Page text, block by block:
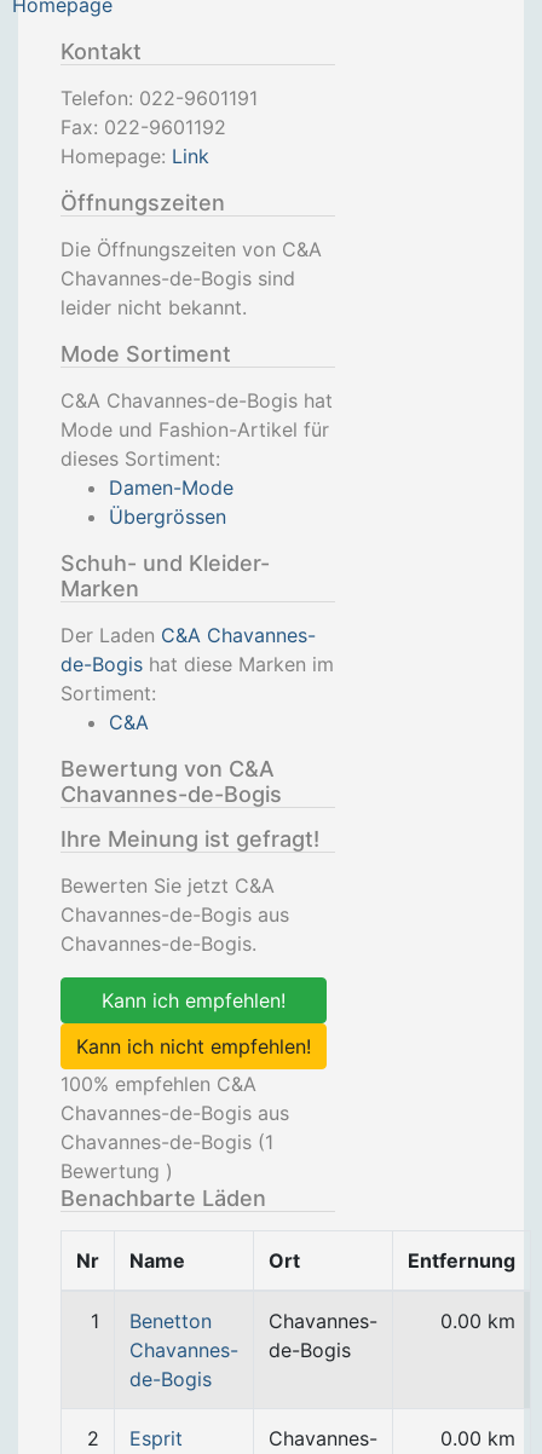
Homepage
Kontakt
Telefon: 022-9601191
Fax: 022-9601192
Homepage: Link
Öffnungszeiten
Die Öffnungszeiten von C&A
Chavannes-de-Bogis sind
leider nicht bekannt.
Mode Sortiment
C&A Chavannes-de-Bogis hat
Mode und Fashion-Artikel für
dieses Sortiment:
Damen-Mode
Übergrössen
Schuh- und Kleider-
Marken
Der Laden C&A Chavannes-
de-Bogis hat diese Marken im
Sortiment:
C&A
Bewertung von C&A
Chavannes-de-Bogis
Ihre Meinung ist gefragt!
Bewerten Sie jetzt C&A
Chavannes-de-Bogis aus
Chavannes-de-Bogis.
Kann ich empfehlen!
Kann ich nicht empfehlen!
100% empfehlen C&A
Chavannes-de-Bogis aus
Chavannes-de-Bogis (1
Bewertung )
Benachbarte Läden
Nr Name Ort Entfernung
1
Benetton
Chavannes-
de-Bogis
Chavannes-
de-Bogis
0.00 km
2 Esprit
Chavannes-
0.00 km